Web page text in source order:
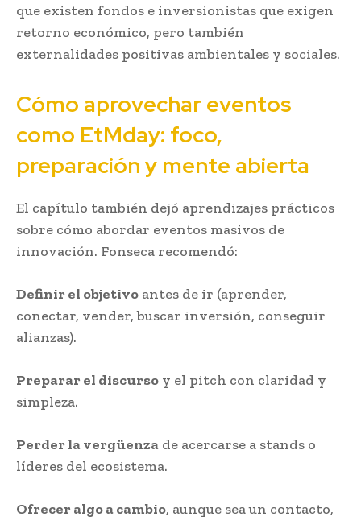
que existen fondos e inversionistas que exigen
retorno económico, pero también
externalidades positivas ambientales y sociales.
Cómo aprovechar eventos
como EtMday: foco,
preparación y mente abierta
El capítulo también dejó aprendizajes prácticos
sobre cómo abordar eventos masivos de
innovación. Fonseca recomendó:
Definir el objetivo antes de ir (aprender,
conectar, vender, buscar inversión, conseguir
alianzas).
Preparar el discurso y el pitch con claridad y
simpleza.
Perder la vergüenza de acercarse a stands o
líderes del ecosistema.
Ofrecer algo a cambio, aunque sea un contacto,